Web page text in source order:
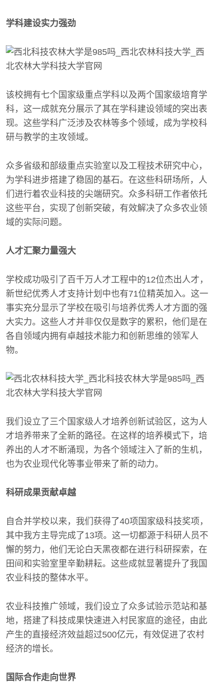
学科建设实力强劲
该校拥有七个国家级重点学科以及两个国家级培育学
科，这一成就充分展示了其在学科建设领域的突出表
现。这些学科广泛涉及农林等多个领域，成为学校科
研与教学的主攻领域。
众多省级和部级重点实验室以及工程技术研究中心，
为学科进步搭建了稳固的基石。在这些科研场所，人
们进行着农业科技的尖端研究。众多科研工作者依托
这些平台，实现了创新突破，有效解决了众多农业领
域的实际问题。
人才汇聚力量强大
学校成功吸引了百千万人才工程中的12位杰出人才，
新世纪优秀人才支持计划中也有71位精英加入。这一
事实充分显示了学校在吸引与培养优秀人才方面的强
大实力。这些人才并非仅仅是数字的累积，他们是在
各自领域内拥有卓越技术能力和创新思维的领军人
物。
我们设立了三个国家级人才培养创新试验区，这为人
才培养带来了全新的路径。在这样的培养模式下，培
养出的人才不断涌现，为各个领域注入了新的生机，
也为农业现代化等事业带来了新的动力。
科研成果贡献卓越
自合并学校以来，我们获得了40项国家级科技奖项，
其中我方主导完成了13项。这一切都源于科研人员不
懈的努力，他们无论白天黑夜都在进行科研探索，在
田间和实验室里辛勤耕耘。这些成就显著提升了我国
农业科技的整体水平。
农业科技推广领域，我们设立了众多试验示范站和基
地，搭建了科技成果快速进入村民家庭的途径，由此
产生的直接经济效益超过500亿元，有效促进了农村
经济的增长。
国际合作走向世界